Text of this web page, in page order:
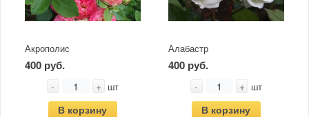
Акрополис
400 руб.
- + шт
В корзину
Алабастр
400 руб.
- + шт
В корзину